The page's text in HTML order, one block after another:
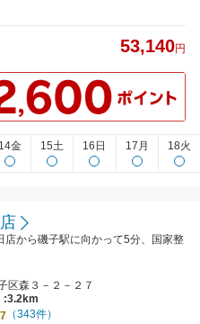
53,140円
14金 15土 16日 17月 18火
から磯子駅に向かって5分、国家整
区森３－２－２７
:3.2km
（343件）